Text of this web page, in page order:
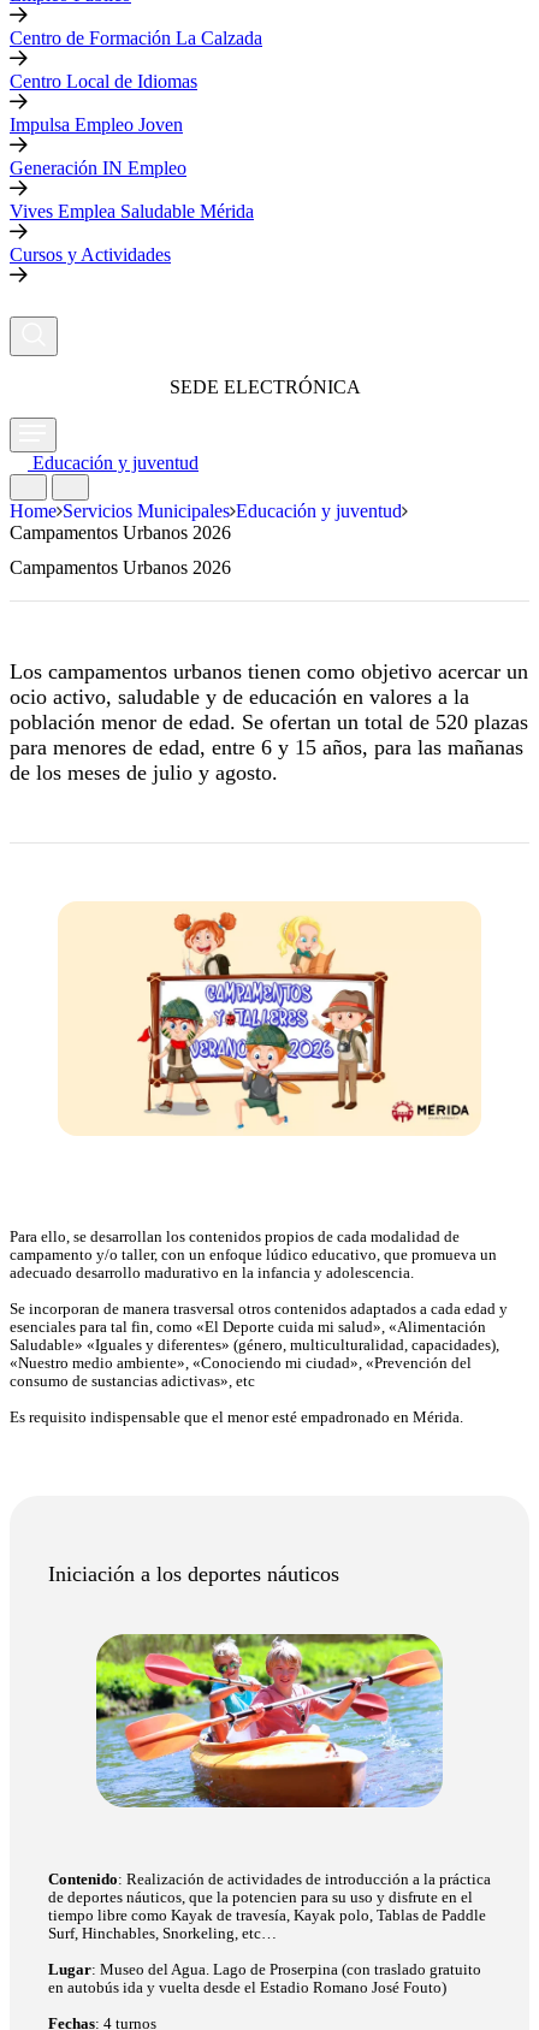
Centro de Formación La Calzada
Centro Local de Idiomas
Impulsa Empleo Joven
Generación IN Empleo
Vives Emplea Saludable Mérida
Cursos y Actividades
SEDE ELECTRÓNICA
Educación y juventud
Home Servicios Municipales Educación y juventud
Campamentos Urbanos 2026
Campamentos Urbanos 2026
Los campamentos urbanos tienen como objetivo acercar un
ocio activo, saludable y de educación en valores a la
población menor de edad. Se ofertan un total de 520 plazas
para menores de edad, entre 6 y 15 años, para las mañanas
de los meses de julio y agosto.
Para ello, se desarrollan los contenidos propios de cada modalidad de
campamento y/o taller, con un enfoque lúdico educativo, que promueva un
adecuado desarrollo madurativo en la infancia y adolescencia.
Se incorporan de manera trasversal otros contenidos adaptados a cada edad y
esenciales para tal fin, como «El Deporte cuida mi salud», «Alimentación
Saludable» «Iguales y diferentes» (género, multiculturalidad, capacidades),
«Nuestro medio ambiente», «Conociendo mi ciudad», «Prevención del
consumo de sustancias adictivas», etc
Es requisito indispensable que el menor esté empadronado en Mérida.
Iniciación a los deportes náuticos
Contenido: Realización de actividades de introducción a la práctica
de deportes náuticos, que la potencien para su uso y disfrute en el
tiempo libre como Kayak de travesía, Kayak polo, Tablas de Paddle
Surf, Hinchables, Snorkeling, etc…
Lugar: Museo del Agua. Lago de Proserpina (con traslado gratuito
en autobús ida y vuelta desde el Estadio Romano José Fouto)
Fechas: 4 turnos